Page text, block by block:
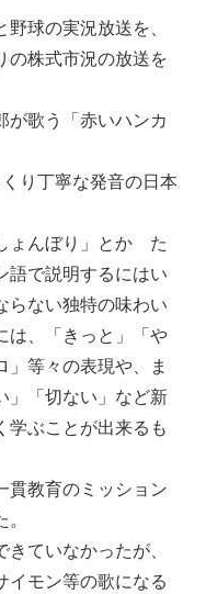
球の実況放送を、
の株式市況の放送を
が歌う「赤いハンカ
り丁寧な発音の日本
ょんぼり」とか た
語で説明するにはい
らない独特の味わい
は、「きっと」「や
」等々の表現や、ま
」「切ない」など新
ぶことが出来るも
貫教育のミッション
ていなかったが、
イモン等の歌になる